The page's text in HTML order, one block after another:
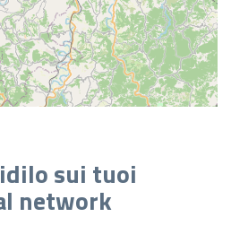
sui tuoi
network